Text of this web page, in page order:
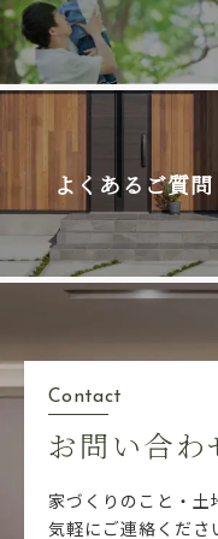
よくあるご質問
Contact
お問い合わ
家づくりのこと・土
気軽にご連絡くださ